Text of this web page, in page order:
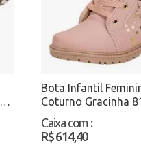
Bota Infantil
Coturno Gracinha
Salmão Atacado
Caixa com :
R$ 614,40